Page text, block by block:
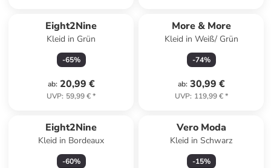
Eight2Nine
Kleid in Grün
-65%
ab: 20,99 €
UVP: 59,99 €*
More & More
Kleid in Weiß/ Grün
-74%
ab: 30,99 €
UVP: 119,99 €*
Eight2Nine
Kleid in Bordeaux
-60%
Vero Moda
Kleid in Schwarz
-15%